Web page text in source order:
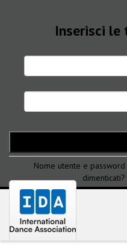
Inserisci le
Nome utente e password
dimenticati?